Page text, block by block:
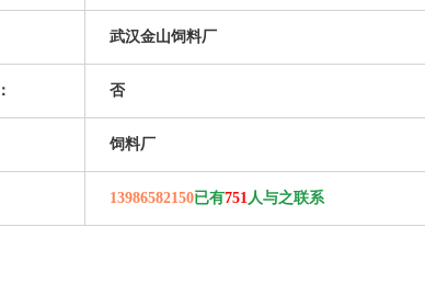
武汉金山饲料厂
否
饲料厂
13986582150已有751人与之联系